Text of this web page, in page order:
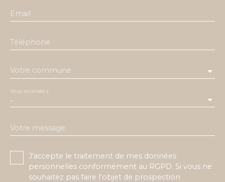
Email
Téléphone
Votre commune
-
Vous souhaitez
Votre message
J'accepte le traitement de mes données
personnelles conformément au RGPD. Si vous ne
souhaitez pas faire l'objet de prospection